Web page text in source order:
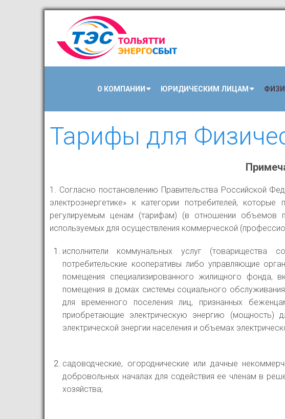
О КОМПАНИИ ЮРИДИЧЕСКИМ ЛИЦАМ
Тарифы для
1. Согласно постановлению Правительства Российской
электроэнергетике» к категории потребителей,
регулируемым ценам (тарифам) (в отношении объемов
используемых для осуществления коммерческой
исполнители коммунальных услуг (товарищества
потребительские кооперативы либо управляющие
помещения специализированного жилищного
помещения в домах системы социального
для временного поселения лиц, признанных
приобретающие электрическую энергию (мощность)
электрической энергии населения и объемах
садоводческие, огороднические или дачные
добровольных началах для содействия ее членам в
хозяйства;